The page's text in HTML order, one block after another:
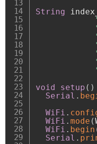
String
void
setup ( )
Serial .
WiFi .
WiFi . mode (
WiFi . begin
Serial .